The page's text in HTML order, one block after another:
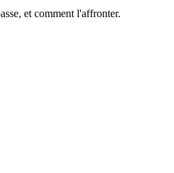
et comment l'affronter.